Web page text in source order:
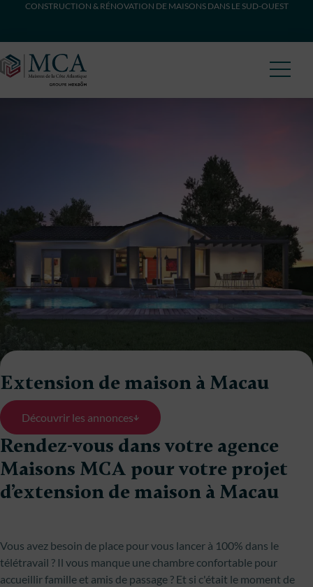
CONSTRUCTION & RÉNOVATION DE MAISONS DANS LE SUD-OUEST
Extension de maison à Macau
Découvrir les annonces
Rendez-vous dans votre agence
Maisons MCA pour votre projet
d’extension de maison à Macau
Vous avez besoin de place pour vous lancer à 100% dans le
télétravail ? Il vous manque une chambre confortable pour
accueillir famille et amis de passage ? Et si c'était le moment de